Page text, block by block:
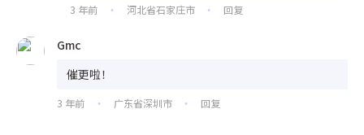
3 年前 • 河北省石家庄市 • 回复
Gmc
催更啦！
3 年前 • 广东省深圳市 • 回复